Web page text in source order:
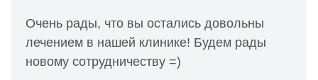
Очень рады, что вы остались довольны
лечением в нашей клинике! Будем рады
новому сотрудничеству =)